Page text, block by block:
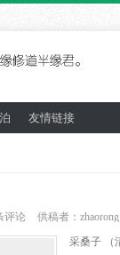
友情链接
评论 供稿者： zhaorong
采桑子 （